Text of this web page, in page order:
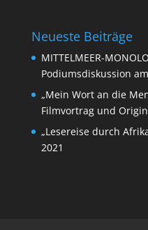
Neueste Beiträge
MITTELMEER-
Podiumsdiskussion
„Mein Wort an die
Filmvortrag und
„Lesereise durch
2021